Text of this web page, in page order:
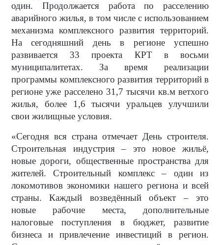
один. Продолжается работа по расселению
аварийного жилья, в том числе с использованием
механизма комплексного развития территорий.
На сегодняшний день в регионе успешно
развивается 33 проекта КРТ в восьми
муниципалитетах. За время реализации
программы комплексного развития территорий в
регионе уже расселено 31,7 тысячи кв.м ветхого
жилья, более 1,6 тысячи уральцев улучшили
свои жилищные условия.
«Сегодня вся страна отмечает День строителя.
Строительная индустрия – это новое жильё,
новые дороги, общественные пространства для
жителей. Строительный комплекс – один из
локомотивов экономики нашего региона и всей
страны. Каждый возведённый объект – это
новые рабочие места, дополнительные
налоговые поступления в бюджет, развитие
бизнеса и привлечение инвестиций в регион.